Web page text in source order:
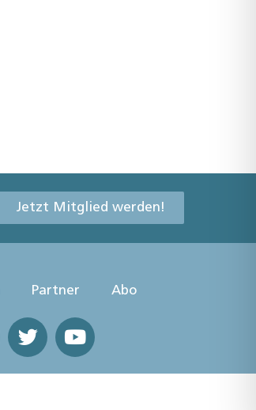
Jetzt Mitglied werden!
Partner Abo